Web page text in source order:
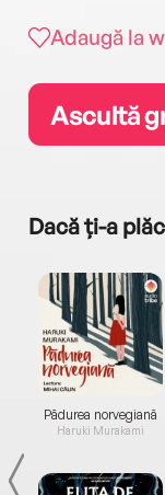
Adaugă la
Ascultă
Dacă ți-a
Pădurea norvegiană
Haruki Murakami